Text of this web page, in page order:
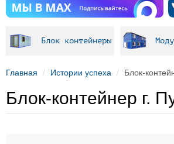
Блок контейнеры
Главная Истории успеха Блок-
Блок-контейнер г.